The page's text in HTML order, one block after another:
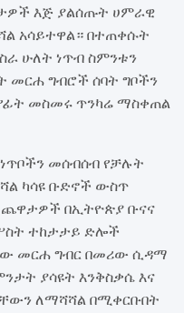
እጅ ያልሰጡት ሀምራዊ
አሳይተዋል። በተጠቀሱት
ሁለት ነጥብ ስምንቱን
መርሐ ግብሮች ሰባት ግቦችን
መስመሩ ጥንካሬ ማስቀጠል
መሰብሰብ የቻሉት
ካሳዩ ቡድኖች ውስጥ
በኢትዮጵያ ቡናና
ተከታታይ ድሎች
መርሐ ግብር በመሪው ሲዳማ
ያሳዩት እንቅስቃሴ እና
ለማሻሻል በሚቀርቡበት